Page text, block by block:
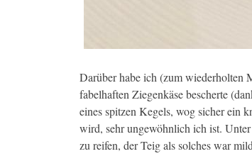
Darüber habe ich (zum wiederholten
fabelhaften Ziegenkäse bescherte
eines spitzen Kegels, wog sicher ein
wird, sehr ungewöhnlich ich ist.
zu reifen, der Teig als solches war